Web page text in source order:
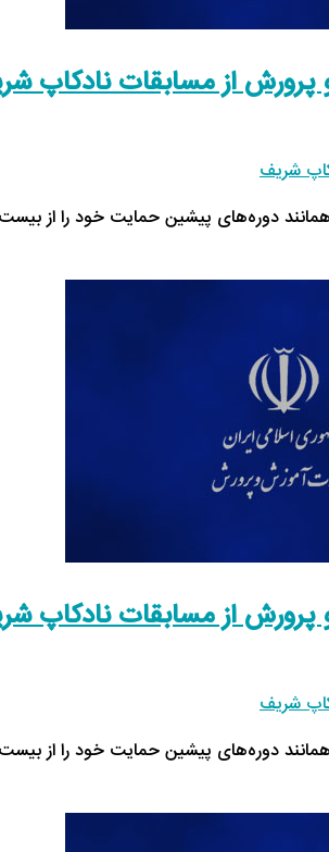
از مسابقات نادکاپ
شریف
دوره‌های پیشین حمایت خود را از
از مسابقات نادکاپ
شریف
دوره‌های پیشین حمایت خود را از